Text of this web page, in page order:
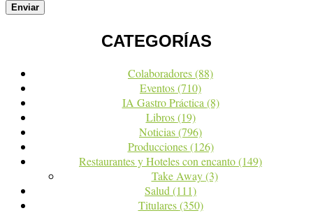
CATEGORÍAS
Colaboradores(88)
Eventos(710)
IA Gastro Práctica (8)
Libros(19)
Noticias(796)
Producciones(126)
Restaurantes y Hoteles con encanto(149)
Take Away(3)
Salud (111)
Titulares(350)